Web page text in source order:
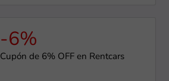
-6%
Cupón de 6% OFF en Rentcars